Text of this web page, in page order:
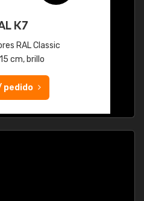
K7
RAL Classic
cm, brillo
pedido